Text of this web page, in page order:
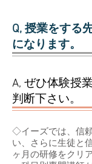
Q, 授業をする
になります。
A, ぜひ体験授
判断下さい。
◇イーズでは、信
い、さらに生徒と
ヶ月の研修をクリ